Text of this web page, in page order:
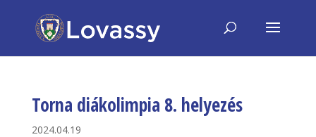
Torna diákolimpia 8. helyezés
2024.04.19